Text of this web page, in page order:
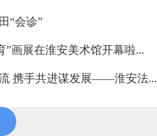
“会诊”
”画展在淮安美术馆开幕啦...
流 携手共进谋发展——淮安法...